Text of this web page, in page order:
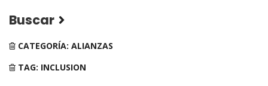
Buscar
CATEGORÍA: ALIANZAS
TAG: INCLUSION